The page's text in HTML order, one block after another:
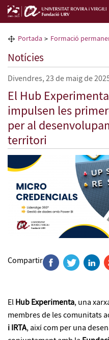
La Fundació URV
Formació permanent
Transferència de
Seleccioneu idioma
Portada Formació
Notícies
Divendres, 23 de maig de
El Hub
impulsen les
per al
territori
Compartir
ElHub Experimenta, una
membres de les comunitats
i IRTA, així com per una